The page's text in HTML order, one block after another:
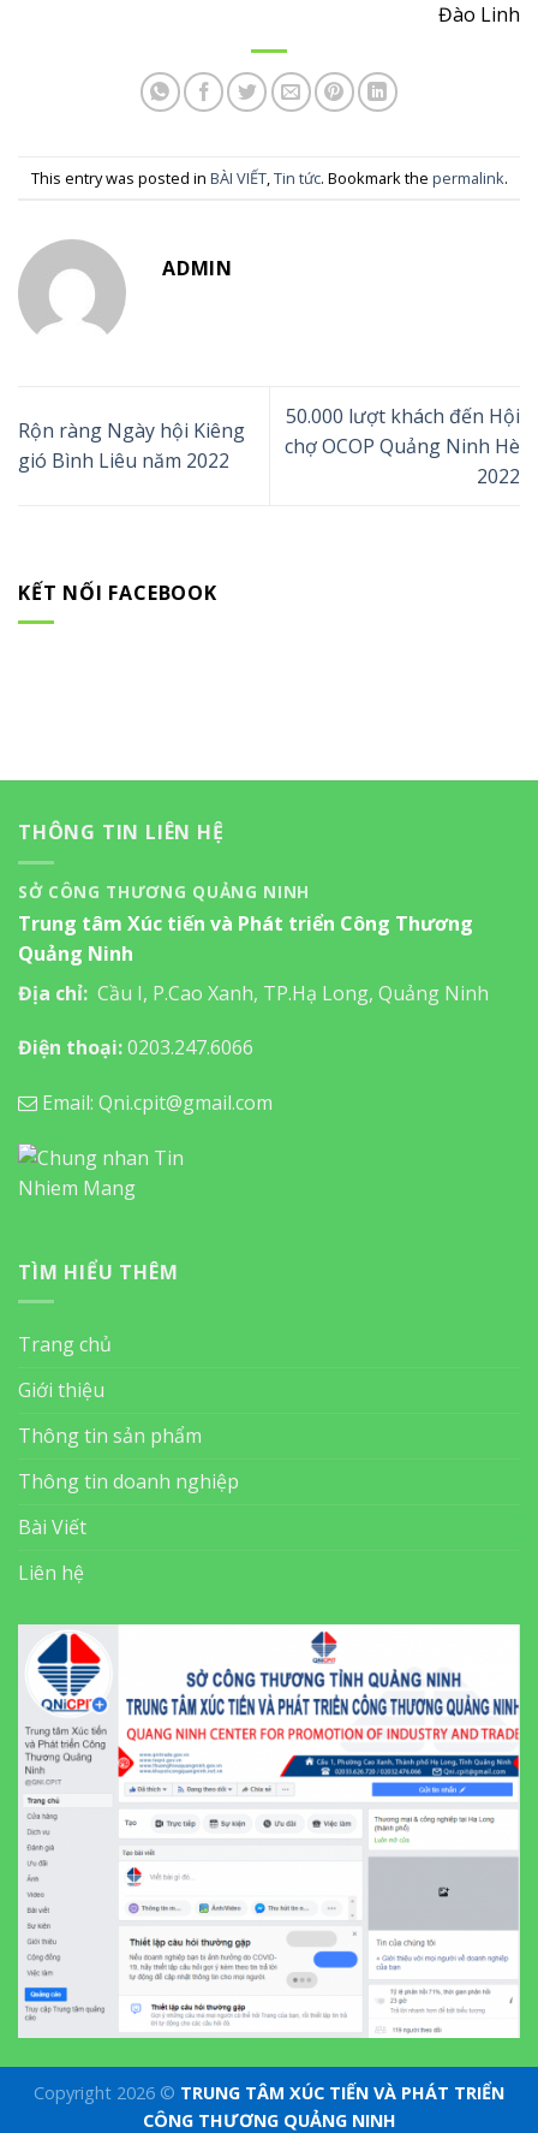
Đào Linh
This entry was posted in BÀI VIẾT,Tin tức. Bookmark the permalink.
ADMIN
Rộn ràng Ngày hội Kiêng
gió Bình Liêu năm 2022
50.000 lượt khách đến Hội
chợ OCOP Quảng Ninh Hè
2022
KẾT NỐI FACEBOOK
THÔNG TIN LIÊN HỆ
SỞ CÔNG THƯƠNG QUẢNG NINH
Trung tâm Xúc tiến và Phát triển Công Thương
Quảng Ninh
Địa chỉ: Cầu I, P.Cao Xanh, TP.Hạ Long, Quảng Ninh
Điện thoại:0203.247.6066
Email: Qni.cpit@gmail.com
TÌM HIỂU THÊM
Trang chủ
Giới thiệu
Thông tin sản phẩm
Thông tin doanh nghiệp
Bài Viết
Liên hệ
Copyright 2026 © TRUNG TÂM XÚC TIẾN VÀ PHÁT TRIỂN
CÔNG THƯƠNG QUẢNG NINH